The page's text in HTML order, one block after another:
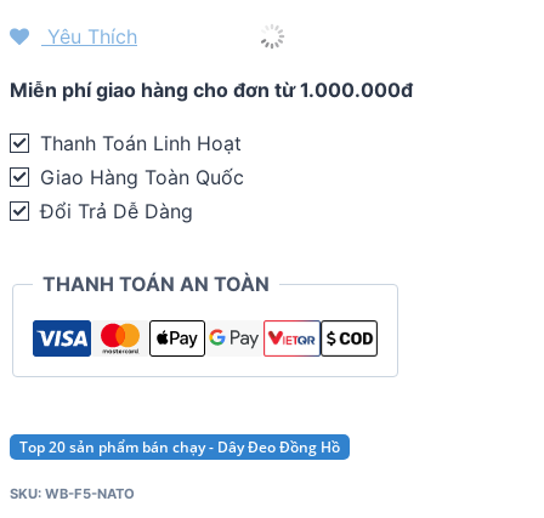
hồ
Quick
Fit
-
Garmin
Plus
5
Forerunner
Yêu Thích
Miễn phí giao hàng cho đơn từ 1.000.000đ
Thanh Toán Linh Hoạt
Giao Hàng Toàn Quốc
Đổi Trả Dễ Dàng
THANH TOÁN AN TOÀN
Top 20 sản phẩm bán chạy - Dây Đeo Đồng Hồ
SKU: WB-F5-NATO